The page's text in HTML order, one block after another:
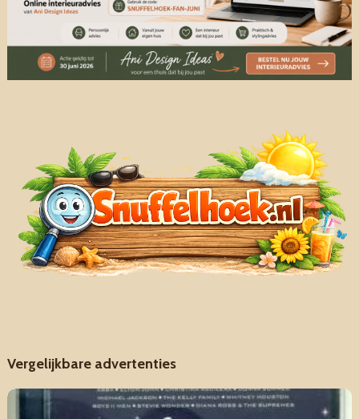
Vergelijkbare advertenties